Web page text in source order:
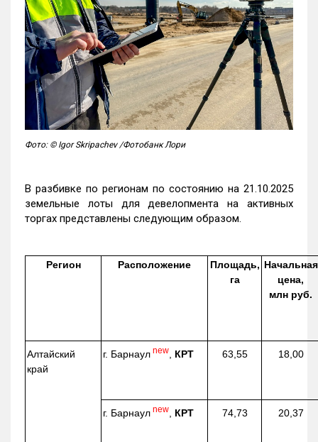
Фото: © Igor Skripachev /Фотобанк Лори
В разбивке по регионам по состоянию на 21.10.2025
земельные лоты для девелопмента на активных
торгах представлены следующим образом.
Регион Расположение
Площадь,
га
Начальная
цена,
млн руб.
Алтайский
край
г. Барнаул new КРТ 63,55 18,00
г. Барнаул new КРТ 74,73 20,37